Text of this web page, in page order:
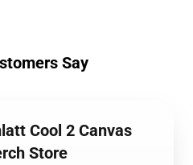
Say
Cool 2 Canvas
Store